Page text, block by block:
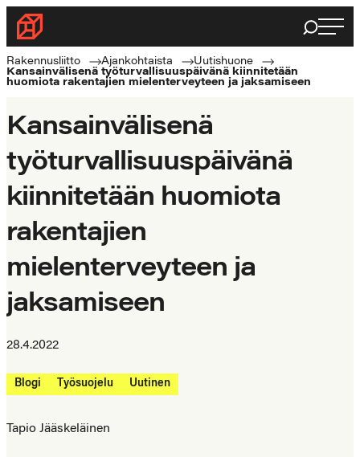
Siirry
suoraan
sisältöön
Rakennusliitto
Rakennusalan
ammattilaisten
Haku
Rakennusliitto Ajankohtaista
Uutishuone
Kansainvälisenä työturvallisuuspäivänä kiinnitetään
huomiota rakentajien mielenterveyteen ja jaksamiseen
Kansainvälisenä
työturvallisuuspäivänä
kiinnitetään huomiota
rakentajien
mielenterveyteen ja
jaksamiseen
28.4.2022
Blogi Työsuojelu Uutinen
Tapio Jääskeläinen